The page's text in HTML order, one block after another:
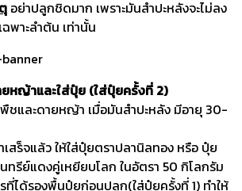
อย่าปลูกชิดมาก เพราะมันสำปะหลังจะไม่ลง
ฉพาะลำต้น เท่านั้น
หญ้าและใส่ปุ๋ย (ใส่ปุ๋ยครั้งที่ 2)
ชและดายหญ้า เมื่อมันสำปะหลัง มีอายุ 30-
สร็จแล้ว ให้ใส่ปุ๋ยตราปลานิลทอง หรือ ปุ๋ย
ทรีย์แดงคู่เหยียบโลก ในอัตรา 50 กิโลกรัม
ที่ได้รองพื้นปุ๋ยก่อนปลูก(ใส่ปุ๋ยครั้งที่ 1) ทำให้